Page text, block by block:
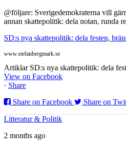
@följare: Sverigedemokraterna vill
annan skattepolitik: dela notan, runda
SD:s nya skattepolitik: dela festen,
www.stefanbergmark.se
Artiklar SD:s nya skattepolitik: dela
View on Facebook
· Share
Share on Facebook
Share on
Litteratur & Politik
2 months ago